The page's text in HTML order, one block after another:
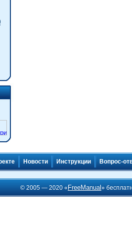
Новости Инструкции Вопрос-
© 2005 — 2020 « FreeManual»